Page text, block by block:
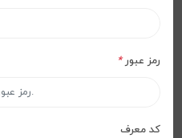
رمز عبور*
کد معرف